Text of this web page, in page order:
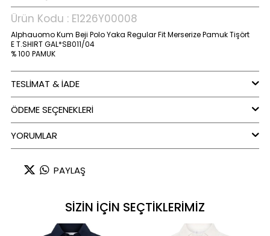
Ürün Kodu : E1226Y00008
Alphauomo Kum Beji Polo Yaka Regular Fit Merserize Pamuk Tişört
E T.SHIRT GAL*SB011/04
% 100 PAMUK
TESLİMAT & İADE
ÖDEME SEÇENEKLERI
YORUMLAR
PAYLAŞ
SİZİN İÇİN SEÇTİKLERİMİZ